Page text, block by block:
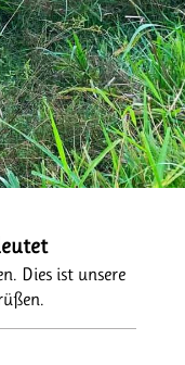
Dies ist unsere